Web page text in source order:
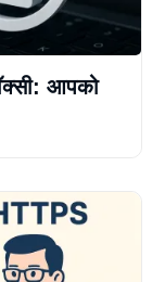
आपको